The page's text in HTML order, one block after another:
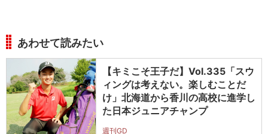
あわせて読みたい
【キミこそ王子だ】Vol.335「スウ
ィングは考えない。楽しむことだ
け」北海道から香川の高校に進学し
た日本ジュニアチャンプ
週刊GD